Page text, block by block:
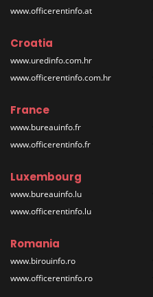
www.officerentinfo.at
Croatia
www.uredinfo.com.hr
www.officerentinfo.com.hr
France
www.bureauinfo.fr
www.officerentinfo.fr
Luxembourg
www.bureauinfo.lu
www.officerentinfo.lu
Romania
www.birouinfo.ro
www.officerentinfo.ro